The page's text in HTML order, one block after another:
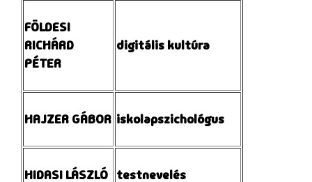
FÖLDESI
RICHÁRD
PÉTER
digitális kultúra
HAJZER GÁBOR iskolapszichológus
HIDASI LÁSZLÓ testnevelés